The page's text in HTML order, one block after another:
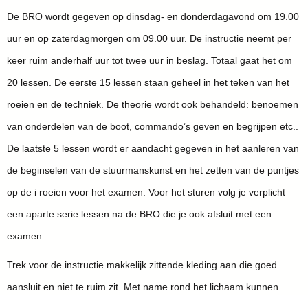
De BRO wordt gegeven op dinsdag- en donderdagavond om 19.00
uur en op zaterdagmorgen om 09.00 uur. De instructie neemt per
keer ruim anderhalf uur tot twee uur in beslag. Totaal gaat het om
20 lessen. De eerste 15 lessen staan geheel in het teken van het
roeien en de techniek. De theorie wordt ook behandeld: benoemen
van onderdelen van de boot, commando’s geven en begrijpen etc..
De laatste 5 lessen wordt er aandacht gegeven in het aanleren van
de beginselen van de stuurmanskunst en het zetten van de puntjes
op de i roeien voor het examen. Voor het sturen volg je verplicht
een aparte serie lessen na de BRO die je ook afsluit met een
examen.
Trek voor de instructie makkelijk zittende kleding aan die goed
aansluit en niet te ruim zit. Met name rond het lichaam kunnen